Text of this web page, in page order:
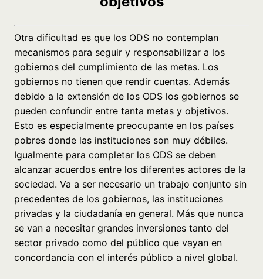
Otra dificultad es que los ODS no contemplan
mecanismos para seguir y responsabilizar a los
gobiernos del cumplimiento de las metas. Los
gobiernos no tienen que rendir cuentas. Además
debido a la extensión de los ODS los gobiernos se
pueden confundir entre tanta metas y objetivos.
Esto es especialmente preocupante en los países
pobres donde las instituciones son muy débiles.
Igualmente para completar los ODS se deben
alcanzar acuerdos entre los diferentes actores de la
sociedad. Va a ser necesario un trabajo conjunto sin
precedentes de los gobiernos, las instituciones
privadas y la ciudadanía en general. Más que nunca
se van a necesitar grandes inversiones tanto del
sector privado como del público que vayan en
concordancia con el interés público a nivel global.